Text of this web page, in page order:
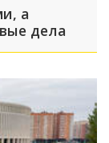
а
дела